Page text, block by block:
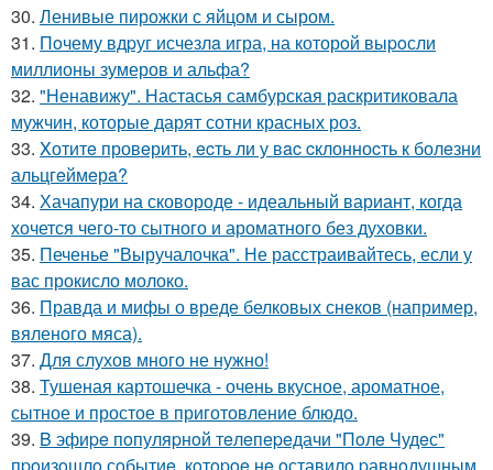
30. Ленивые пирожки с яйцом и сыром.
31. Пoчему вдpуг исчезлa игра, на которoй выpoсли
миллионы зумеров и альфа?
32. "Ненавижу". Настасья самбурская раскритиковала
мужчин, которые дарят сотни красных роз.
33. Xотитe провeрить, ecть ли у вac cклонноcть к болeзни
альцгeймeрa?
34. Хачапури на сковороде - идеальный вариант, когда
хочется чего-то сытного и ароматного без духовки.
35. Печенье "Выручалочка". Не расстраивайтесь, если у
вас прокисло молоко.
36. Правда и мифы о вреде белковых снеков (например,
вяленого мяса).
37. Для слухов много не нужно!
38. Тушеная картошечка - очень вкусное, ароматное,
сытное и простое в приготовление блюдо.
39. B эфиpe пoпуляpнoй тeлeпepeдачи "Пoлe Чудeс"